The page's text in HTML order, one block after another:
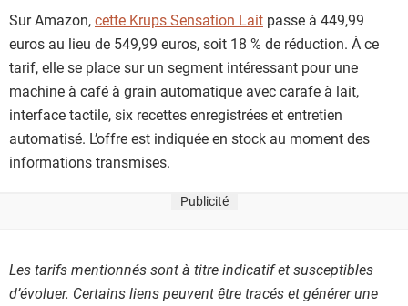
Sur Amazon,cette Krups Sensation Lait passe à 449,99
euros au lieu de 549,99 euros, soit 18 % de réduction. À ce
tarif, elle se place sur un segment intéressant pour une
machine à café à grain automatique avec carafe à lait,
interface tactile, six recettes enregistrées et entretien
automatisé. L’offre est indiquée en stock au moment des
informations transmises.
Publicité
Les tarifs mentionnés sont à titre indicatif et susceptibles
d’évoluer. Certains liens peuvent être tracés et générer une